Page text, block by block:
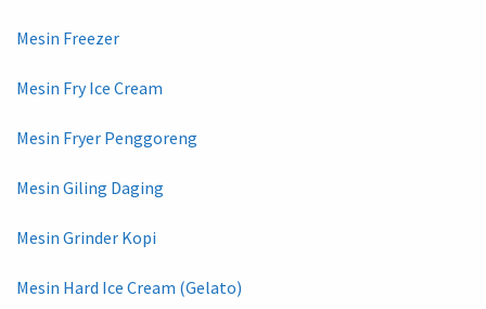
Mesin Freezer
Mesin Fry Ice Cream
Mesin Fryer Penggoreng
Mesin Giling Daging
Mesin Grinder Kopi
Mesin Hard Ice Cream (Gelato)